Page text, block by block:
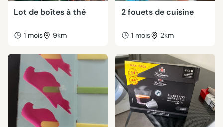
Lot de boîtes à thé
1 mois 9km
2 fouets de cuisine
1 mois 2km